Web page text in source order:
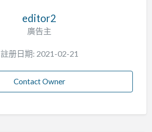
editor2
廣告主
註册日期: 2021-02-21
Contact Owner